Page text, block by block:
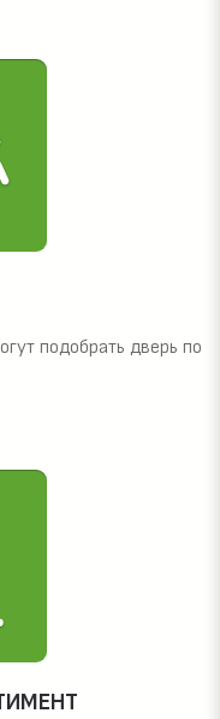
подобрать дверь по